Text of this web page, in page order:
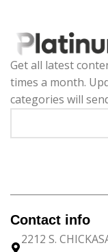
Get all latest
times a month.
categories will
Contact info
2212 S.